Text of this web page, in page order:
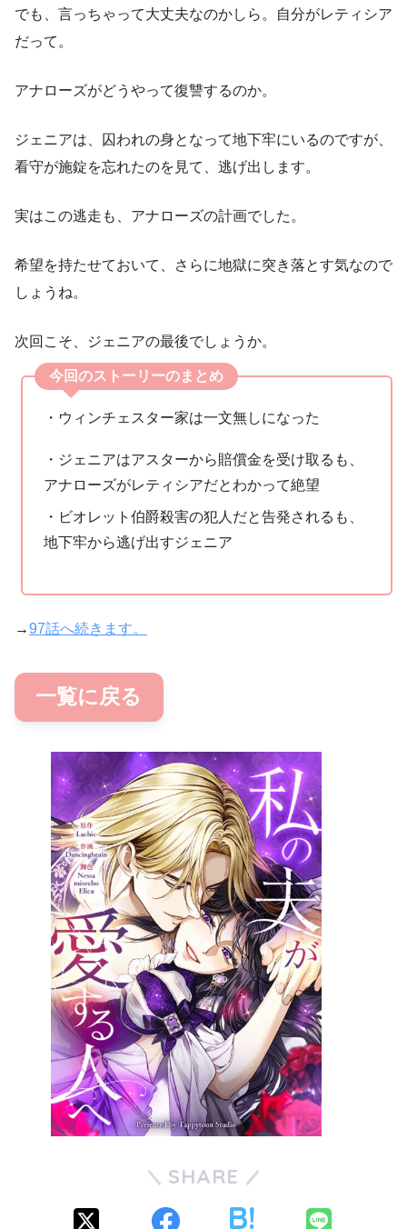
でも、言っちゃって大丈夫なのかしら。自分がレティシア
だって。
アナローズがどうやって復讐するのか。
ジェニアは、囚われの身となって地下牢にいるのですが、
看守が施錠を忘れたのを見て、逃げ出します。
実はこの逃走も、アナローズの計画でした。
希望を持たせておいて、さらに地獄に突き落とす気なので
しょうね。
次回こそ、ジェニアの最後でしょうか。
今回のストーリーのまとめ
・ウィンチェスター家は一文無しになった
・ジェニアはアスターから賠償金を受け取るも、
アナローズがレティシアだとわかって絶望
・ビオレット伯爵殺害の犯人だと告発されるも、
地下牢から逃げ出すジェニア
→97話へ続きます。
一覧に戻る
SHARE